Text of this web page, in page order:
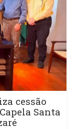
cessão
Santa